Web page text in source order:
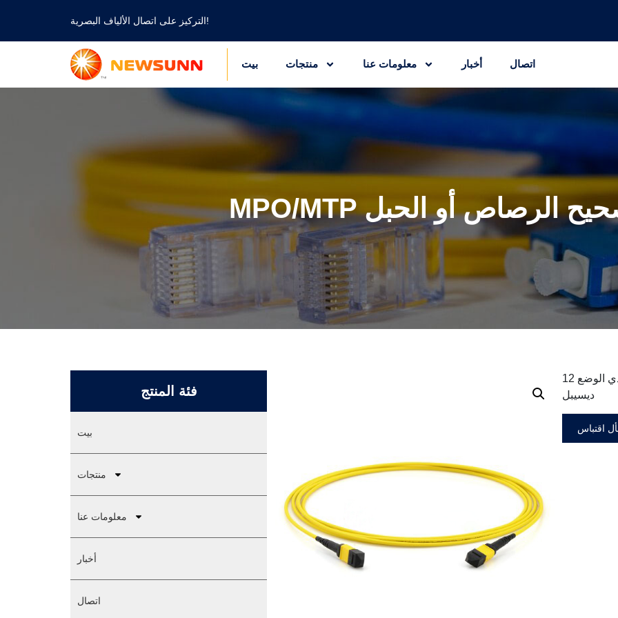
التركيز على اتصال الألياف البصرية!
بيت منتجات معلومات عنا أخبار اتصال
فئة المنتج
بيت
منتجات
معلومات عنا
أخبار
اتصال
12 كابل ألياف أحادي الوضع MTP / MPO، 3.0 مم، LSZH، 0.35
ديسيبل
اقتباس